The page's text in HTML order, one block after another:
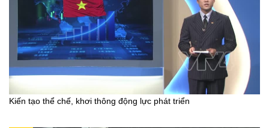
Kiến tạo thể chế, khơi thông động lực phát triển